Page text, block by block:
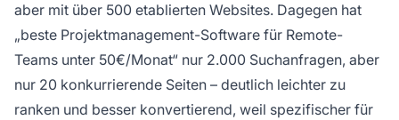
aber mit über 500 etablierten Websites. Dagegen hat
„beste Projektmanagement-Software für Remote-
Teams unter 50€/Monat“ nur 2.000 Suchanfragen, aber
nur 20 konkurrierende Seiten – deutlich leichter zu
ranken und besser konvertierend, weil spezifischer für